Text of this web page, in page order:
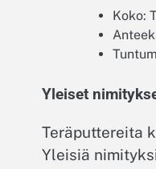
Koko:
Yleiset
Teräputtereita
Yleisiä